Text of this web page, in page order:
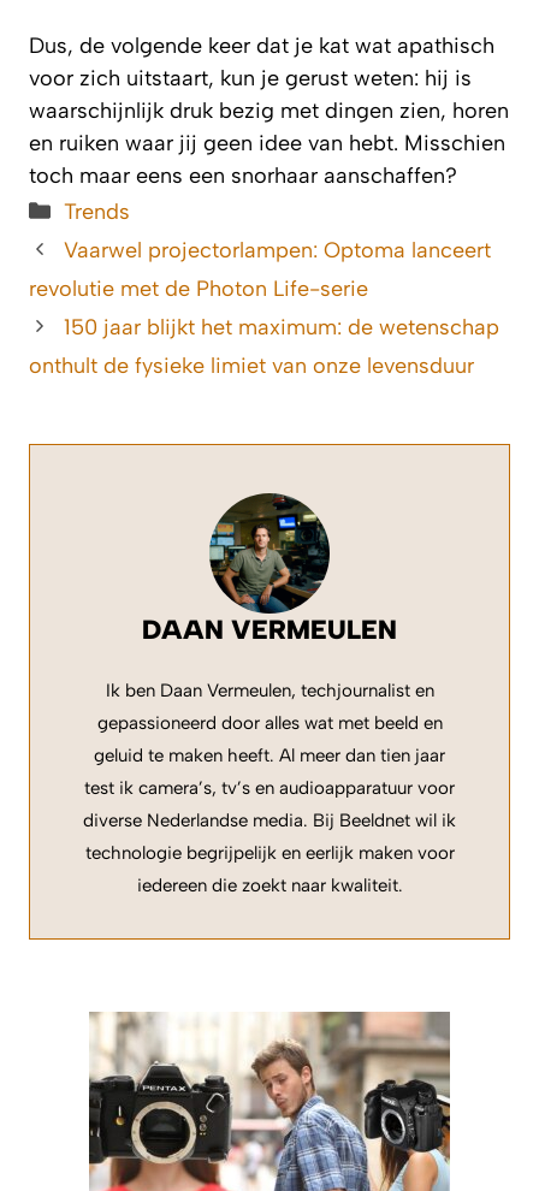
Dus, de volgende keer dat je kat wat apathisch
voor zich uitstaart, kun je gerust weten: hij is
waarschijnlijk druk bezig met dingen zien, horen
en ruiken waar jij geen idee van hebt. Misschien
toch maar eens een snorhaar aanschaffen?
Categorieën
Trends
Vaarwel projectorlampen: Optoma lanceert
revolutie met de Photon Life-serie
150 jaar blijkt het maximum: de wetenschap
onthult de fysieke limiet van onze levensduur
DAAN VERMEULEN
Ik ben Daan Vermeulen, techjournalist en
gepassioneerd door alles wat met beeld en
geluid te maken heeft. Al meer dan tien jaar
test ik camera’s, tv’s en audioapparatuur voor
diverse Nederlandse media. Bij Beeldnet wil ik
technologie begrijpelijk en eerlijk maken voor
iedereen die zoekt naar kwaliteit.